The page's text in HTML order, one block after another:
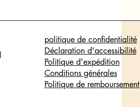
politique de confidentialité
Déclaration d'accessibilité
Politique d'expédition
Conditions générales
Politique de remboursement